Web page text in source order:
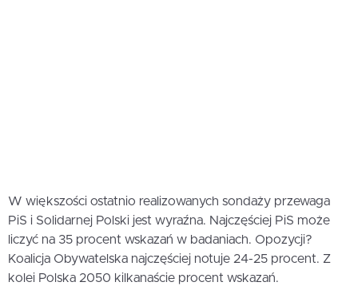
W większości ostatnio realizowanych sondaży przewaga
PiS i Solidarnej Polski jest wyraźna. Najczęściej PiS może
liczyć na 35 procent wskazań w badaniach. Opozycji?
Koalicja Obywatelska najczęściej notuje 24-25 procent. Z
kolei Polska 2050 kilkanaście procent wskazań.